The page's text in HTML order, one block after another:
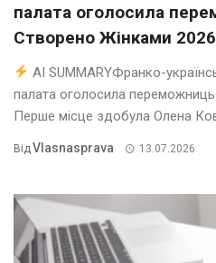
палата оголосила
Створено Жінками 2026
AI SUMMARYФранко-
палата оголосила
Перше місце здобула Олена
ВідVlasnasprava 13.07.2026